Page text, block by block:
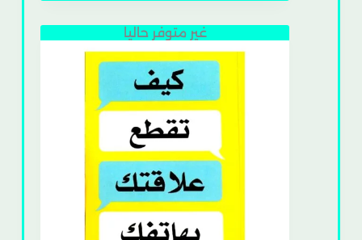
غير متوفر حاليا